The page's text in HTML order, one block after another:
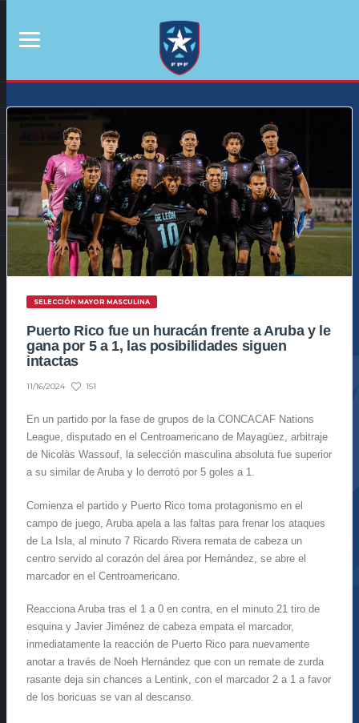
SELECCIÓN MAYOR MASCULINA
Puerto Rico fue un huracán frente a Aruba y le
gana por 5 a 1, las posibilidades siguen
intactas
11/16/2024 151
En un partido por la fase de grupos de la CONCACAF Nations
League, disputado en el Centroamericano de Mayagüez, arbitraje
de Nicolàs Wassouf, la selección masculina absoluta fue superior
a su similar de Aruba y lo derrotó por 5 goles a 1.
Comienza el partido y Puerto Rico toma protagonismo en el
campo de juego, Aruba apela a las faltas para frenar los ataques
de La Isla, al minuto 7 Ricardo Rivera remata de cabeza un
centro servido al corazón del área por Hernández, se abre el
marcador en el Centroamericano.
Reacciona Aruba tras el 1 a 0 en contra, en el minuto 21 tiro de
esquina y Javier Jiménez de cabeza empata el marcador,
inmediatamente la reacción de Puerto Rico para nuevamente
anotar a través de Noeh Hernández que con un remate de zurda
rasante deja sin chances a Lentink, con el marcador 2 a 1 a favor
de los boricuas se van al descanso.